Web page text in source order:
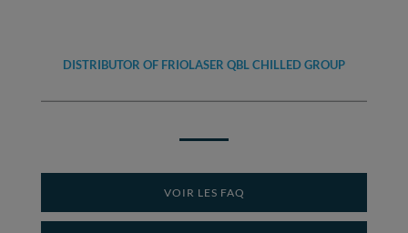
DISTRIBUTOR OF FRIOLASER QBL CHILLED GROUP
VOIR LES FAQ